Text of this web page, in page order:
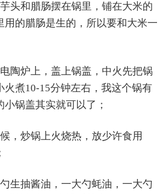
头和腊肠摆在锅里，铺在大米的
用的腊肠是生的，所以要和大米一
陶炉上，盖上锅盖，中火先把锅
火煮10-15分钟左右，我这个锅有
锅盖其实就可以了；
，炒锅上火烧热，放少许食用
生抽酱油，一大勺蚝油，一大勺